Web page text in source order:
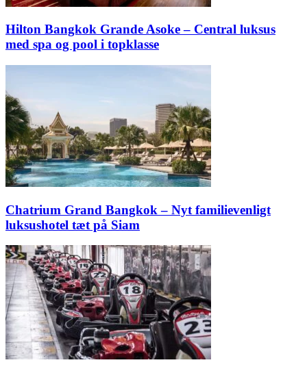
Hilton Bangkok Grande Asoke – Central luksus
med spa og pool i topklasse
Chatrium Grand Bangkok – Nyt familievenligt
luksushotel tæt på Siam